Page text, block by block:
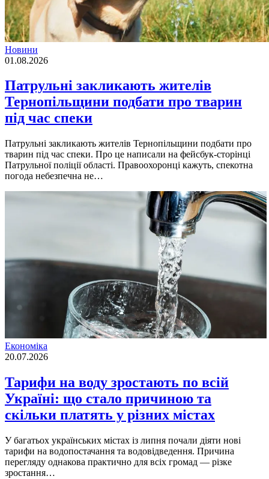
Новини
01.08.2026
Патрульні закликають жителів
Тернопільщини подбати про тварин
під час спеки
Патрульні закликають жителів Тернопільщини подбати про
тварин під час спеки. Про це написали на фейсбук-сторінці
Патрульної поліції області. Правоохоронці кажуть, спекотна
погода небезпечна не…
Економіка
20.07.2026
Тарифи на воду зростають по всій
Україні: що стало причиною та
скільки платять у різних містах
У багатьох українських містах із липня почали діяти нові
тарифи на водопостачання та водовідведення. Причина
перегляду однакова практично для всіх громад — різке
зростання…